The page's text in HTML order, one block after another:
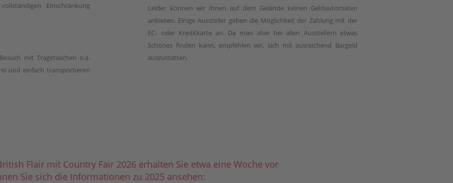
Einschränkung
mit Tragetaschen o.ä.
und einfach transportieren
Leider können wir Ihnen auf dem Gelände keinen Geldautomaten
anbieten. Einige Aussteller geben die Möglichkeit der Zahlung mit der
EC- oder Kreditkarte an. Da man aber bei allen Ausstellern etwas
Schönes finden kann, empfehlen wir, sich mit ausreichend Bargeld
auszustatten.
Flair mit Country Fair 2026 erhalten Sie etwa eine Woche vor
Sie sich die Informationen zu 2025 ansehen: